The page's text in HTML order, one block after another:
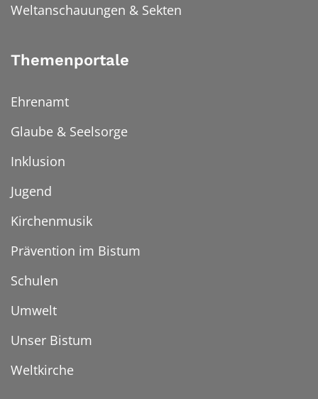
Weltanschauungen & Sekten
Themenportale
Ehrenamt
Glaube & Seelsorge
Inklusion
Jugend
Kirchenmusik
Prävention im Bistum
Schulen
Umwelt
Unser Bistum
Weltkirche